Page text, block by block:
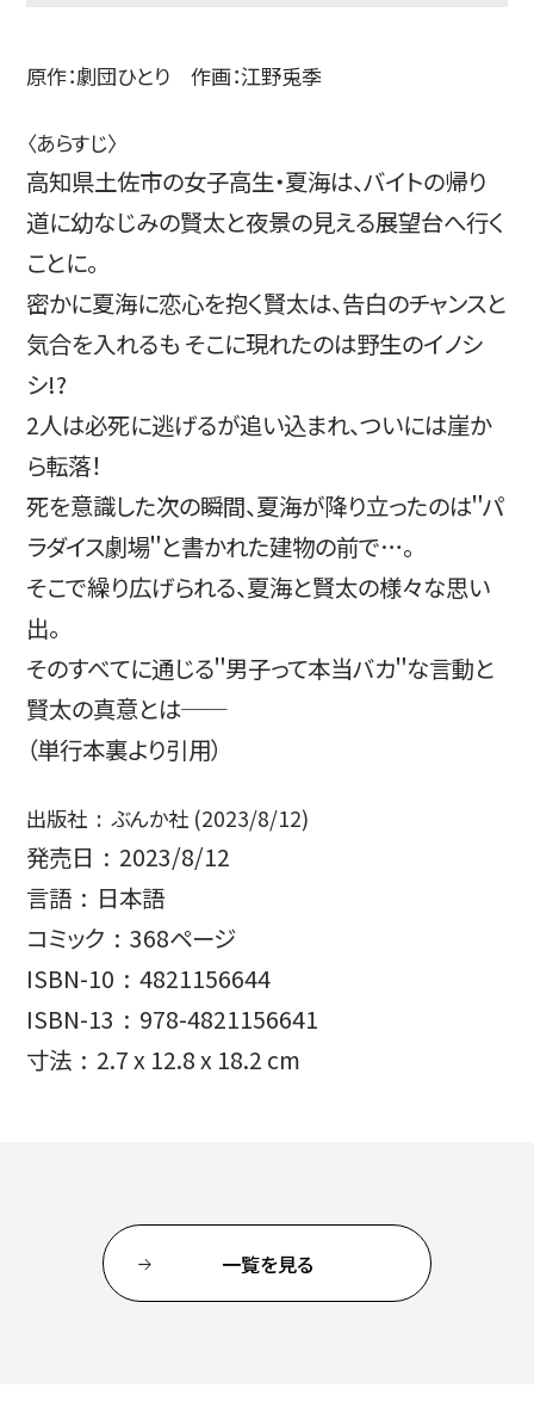
原作：劇団ひとり 作画：江野兎季
〈あらすじ〉
高知県土佐市の女子高生・夏海は、バイトの帰り
道に幼なじみの賢太と夜景の見える展望台へ行く
ことに。
密かに夏海に恋心を抱く賢太は、告白のチャンスと
気合を入れるも そこに現れたのは野生のイノシ
シ!?
2人は必死に逃げるが追い込まれ、ついには崖か
ら転落！
死を意識した次の瞬間、夏海が降り立ったのは＂パ
ラダイス劇場＂と書かれた建物の前で…。
そこで繰り広げられる、夏海と賢太の様々な思い
出。
そのすべてに通じる＂男子って本当バカ＂な言動と
賢太の真意とは──
（単行本裏より引用）
出版社 ‏ : ‎ ぶんか社 (2023/8/12)
発売日 ‏ : ‎ 2023/8/12
言語 ‏ : ‎ 日本語
コミック ‏ : ‎ 368ページ
ISBN-10 ‏ : ‎ 4821156644
ISBN-13 ‏ : ‎ 978-4821156641
寸法 ‏ : ‎ 2.7 x 12.8 x 18.2 cm
一覧を見る